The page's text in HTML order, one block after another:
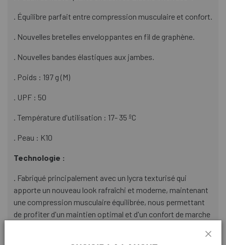
. Équilibre parfait entre compression musculaire et confort.
. Nouvelles bretelles enveloppantes en fil de graphène.
. Nouvelles bandes élastiques aux jambes.
. Poids : 197 g (M)
. UPF : 50
. Température d'utilisation : 17- 35 ºC
. Peau : K10
Technologie :
. Fabriqué principalement avec un lycra texturisé qui
apporte un nouveau look rafraîchi et moderne, maintenant
une compression musculaire équilibrée, nous permettant
de profiter d'un maintien optimal et d'un confort de marche